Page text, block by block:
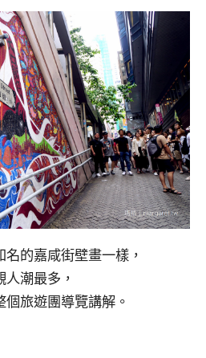
的嘉咸街壁畫一樣，
人潮最多，
個旅遊團導覽講解。